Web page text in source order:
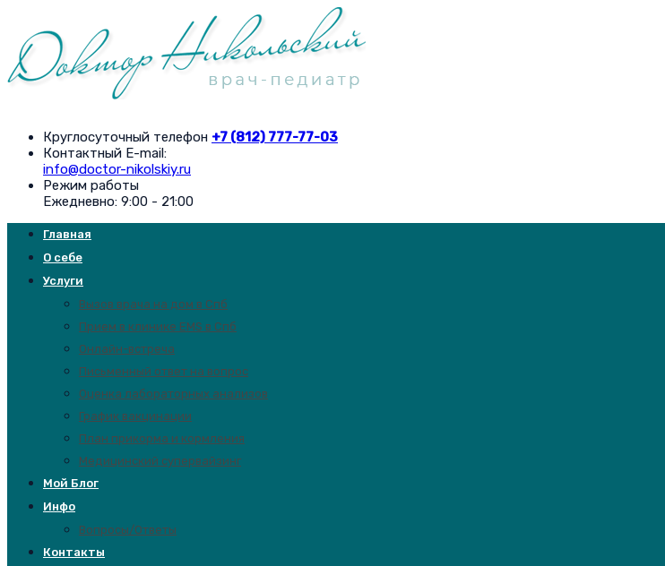
Круглосуточный телефон +7 (812) 777-77-03
Контактный E-mail:
info@doctor-nikolskiy.ru
Режим работы
Ежедневно: 9:00 - 21:00
Главная
О себе
Услуги
Вызов врача на дом в Спб
Прием в клинике EMS в Спб
Онлайн-встреча
Письменный ответ на вопрос
Оценка лабораторных анализов
График вакцинации
План прикорма и кормления
Медицинский супервайзинг
Мой Блог
Инфо
Вопросы/Ответы
Контакты